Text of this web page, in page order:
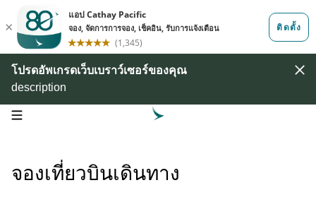
โปรดอัพเกรดเว็บเบราว์เซอร์ของคุณ
description
open navigation menu
จองเที่ยวบินเดินทาง